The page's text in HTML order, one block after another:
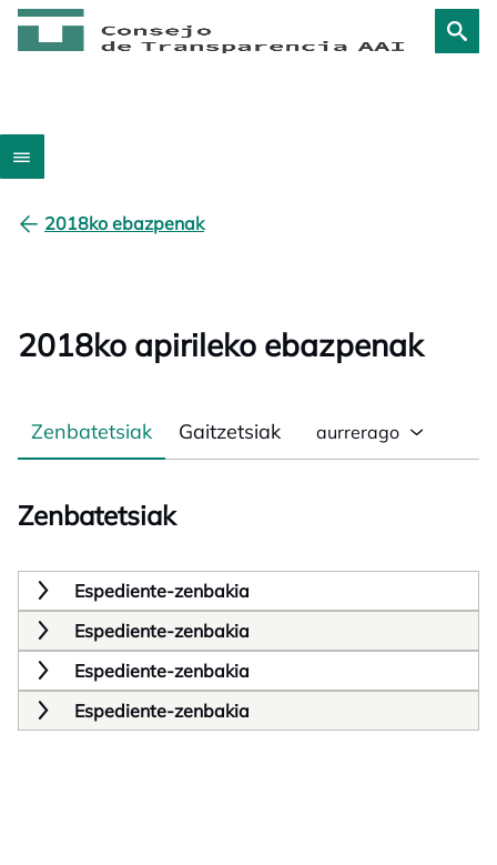
2018ko ebazpenak
2018ko apirileko ebazpenak
Zenbatetsiak Gaitzetsiak aurrerago
Zenbatetsiak
Espediente-zenbakia
Espediente-zenbakia
Espediente-zenbakia
Espediente-zenbakia